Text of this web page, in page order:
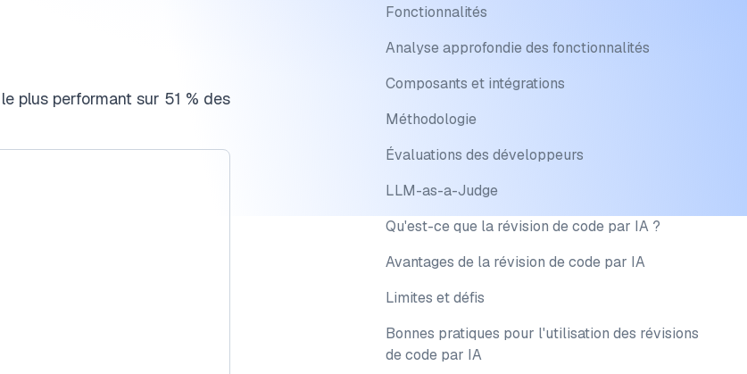
plus performant sur 51 % des
Fonctionnalités
Analyse approfondie des fonctionnalités
Composants et intégrations
Méthodologie
Évaluations des développeurs
LLM-as-a-Judge
Qu'est-ce que la révision de code par IA ?
Avantages de la révision de code par IA
Limites et défis
Bonnes pratiques pour l'utilisation des révisions
de code par IA